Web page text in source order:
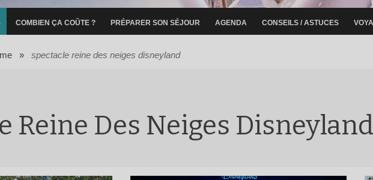
COMBIEN ÇA COÛTE ? PRÉPARER SON SÉJOUR AGENDA CONSEILS / ASTUCES
» spectacle reine des neiges disneyland
Reine Des Neiges Disneyland